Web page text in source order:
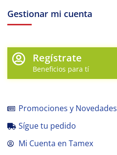
Gestionar mi cuenta
Regístrate
Beneficios para tí
Promociones y Novedades
Sígue tu pedido
Mi Cuenta en Tamex